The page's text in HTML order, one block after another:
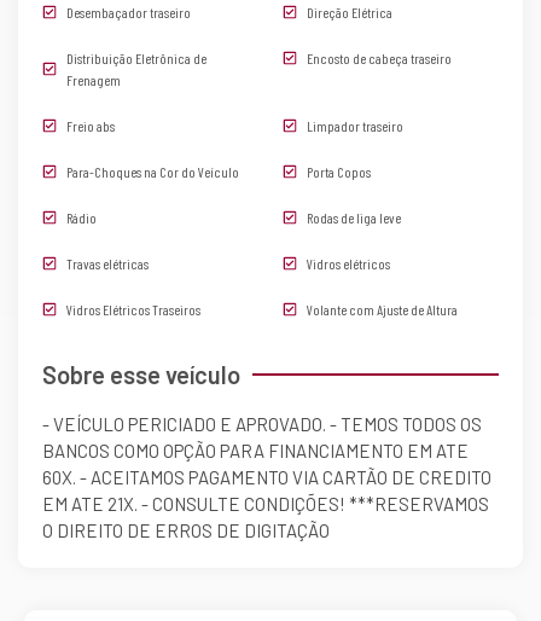
Desembaçador traseiro Direção Elétrica
Distribuição Eletrônica de
Frenagem
Encosto de cabeça traseiro
Freio abs Limpador traseiro
Para-Choques na Cor do Veículo Porta Copos
Rádio Rodas de liga leve
Travas elétricas Vidros elétricos
Vidros Elétricos Traseiros Volante com Ajuste de Altura
Sobre esse veículo
- VEÍCULO PERICIADO E APROVADO. - TEMOS TODOS OS
BANCOS COMO OPÇÃO PARA FINANCIAMENTO EM ATE
60X. - ACEITAMOS PAGAMENTO VIA CARTÃO DE CREDITO
EM ATE 21X. - CONSULTE CONDIÇÕES! ***RESERVAMOS
O DIREITO DE ERROS DE DIGITAÇÃO